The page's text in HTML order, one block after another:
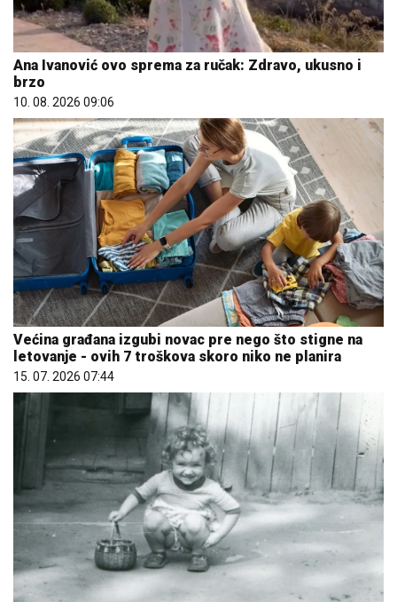
Ana Ivanović ovo sprema za ručak: Zdravo, ukusno i
brzo
10. 08. 2026 09:06
Većina građana izgubi novac pre nego što stigne na
letovanje - ovih 7 troškova skoro niko ne planira
15. 07. 2026 07:44